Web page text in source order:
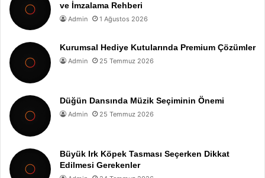
ve İmzalama Rehberi
Admin 1 Ağustos 2026
Kurumsal Hediye Kutularında Premium Çözümler
Admin 25 Temmuz 2026
Düğün Dansında Müzik Seçiminin Önemi
Admin 25 Temmuz 2026
Büyük Irk Köpek Tasması Seçerken Dikkat
Edilmesi Gerekenler